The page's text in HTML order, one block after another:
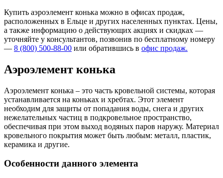
Купить аэроэлемент конька можно в офисах продаж,
расположенных в Ельце и других населенных пунктах. Цены,
а также информацию о действующих акциях и скидках —
уточняйте у консультантов, позвонив по бесплатному номеру
— 8 (800) 500-88-00 или обратившись в офис продаж.
Аэроэлемент конька
Аэроэлемент конька – это часть кровельной системы, которая
устанавливается на коньках и хребтах. Этот элемент
необходим для защиты от попадания воды, снега и других
нежелательных частиц в подкровельное пространство,
обеспечивая при этом выход водяных паров наружу. Материал
кровельного покрытия может быть любым: металл, пластик,
керамика и другие.
Особенности данного элемента